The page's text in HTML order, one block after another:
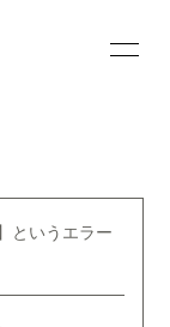
というエラー